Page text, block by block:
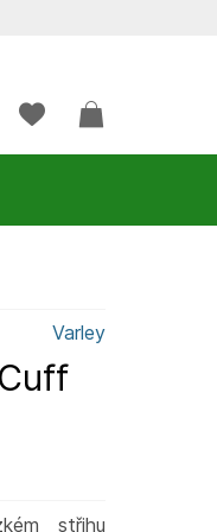
Varley
střihu